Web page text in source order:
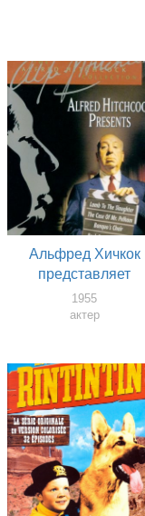
Альфред Хичкок
представляет
1955
актер